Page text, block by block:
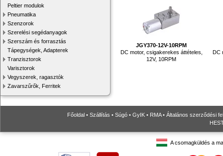
Peltier modulok
Pneumatika
Szenzorok
Szerelési segédanyagok
Szerszám és forrasztás
Tápegységek, Adapterek
Tranzisztorok
Varisztorok
Vegyszerek, ragasztók
Zavarszűrők, Ferritek
JGY370-12V-10RPM
DC motor, csigakerekes áttételes,
12V, 10RPM
DC
Főoldal • Szállítás • Súgó • GyIK • RMA• Általános szerződési
A csomagküldés a